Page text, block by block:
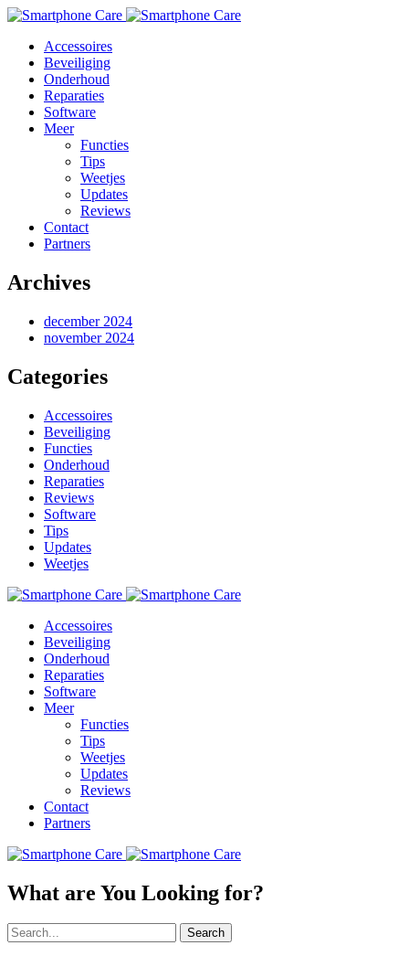
Accessoires
Beveiliging
Onderhoud
Reparaties
Software
Meer
Functies
Tips
Weetjes
Updates
Reviews
Contact
Partners
Archives
december 2024
november 2024
Categories
Accessoires
Beveiliging
Functies
Onderhoud
Reparaties
Reviews
Software
Tips
Updates
Weetjes
Accessoires
Beveiliging
Onderhoud
Reparaties
Software
Meer
Functies
Tips
Weetjes
Updates
Reviews
Contact
Partners
What are You Looking for?
Search